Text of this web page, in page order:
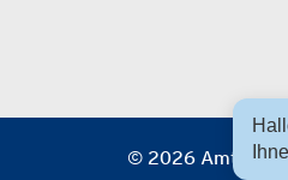
© 2026 Amt der